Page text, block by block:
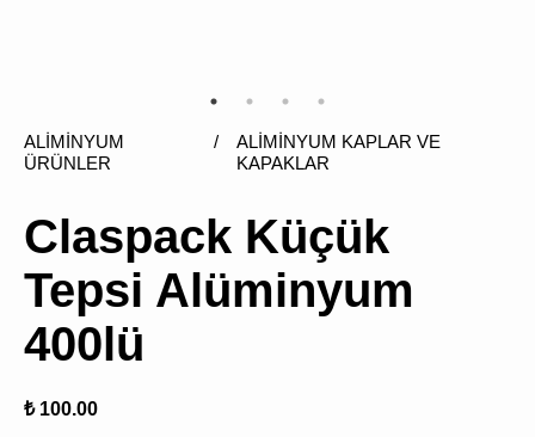
ALİMİNYUM
ÜRÜNLER
/ ALİMİNYUM KAPLAR VE
KAPAKLAR
Claspack Küçük
Tepsi Alüminyum
400lü
₺ 100.00